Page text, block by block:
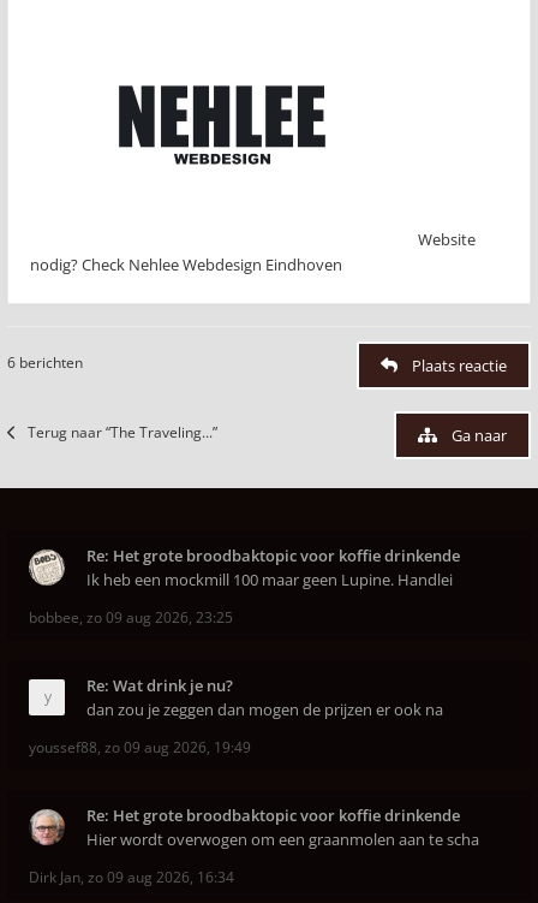
Website
nodig? Check Nehlee Webdesign Eindhoven
6 berichten Plaats reactie
Terug naar “The Traveling...” Ga naar
Re: Het grote broodbaktopic voor koffie drinkende
Ik heb een mockmill 100 maar geen Lupine. Handlei
bobbee, zo 09 aug 2026, 23:25
Re: Wat drink je nu?
dan zou je zeggen dan mogen de prijzen er ook na
youssef88, zo 09 aug 2026, 19:49
Re: Het grote broodbaktopic voor koffie drinkende
Hier wordt overwogen om een graanmolen aan te scha
Dirk Jan, zo 09 aug 2026, 16:34